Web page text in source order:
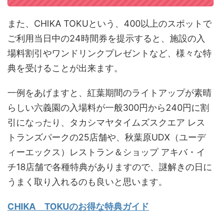
また、CHIKA TOKUという、400以上のスポットで
ご利用当日中の24時間券を提示すると、施設の入
場料割引やワンドリンクプレゼントなど、様々な特
典を受けることが出来ます。
一例をあげますと、紅葉期間のライトアップが素晴
らしい六義園の入場料が一般300円から240円に割
引になったり、タカシマヤタイムズスクエア レス
トランズパークの25店舗や、秋葉原UDX（ユーデ
ィーエックス）レストラン＆ショップ アキバ・イ
チ18店舗で各種特典がありますので、謎解きの日に
うまく取り入れるのも良いと思います。
CHIKA TOKUのお得な特典ガイド